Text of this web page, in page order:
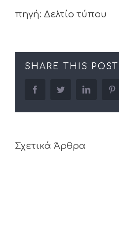
πηγή: Δελτίο τύπου
SHARE THIS POST
facebooktwitter linkedin
Σχετικά Άρθρα